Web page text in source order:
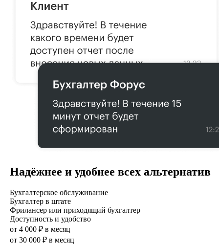
Надёжнее и удобнее всех альтернатив
Бухгалтерское обслуживание
Бухгалтер в штате
Фрилансер или приходящий бухгалтер
Доступность и удобство
от 4 000 ₽ в месяц
от 30 000 ₽ в месяц